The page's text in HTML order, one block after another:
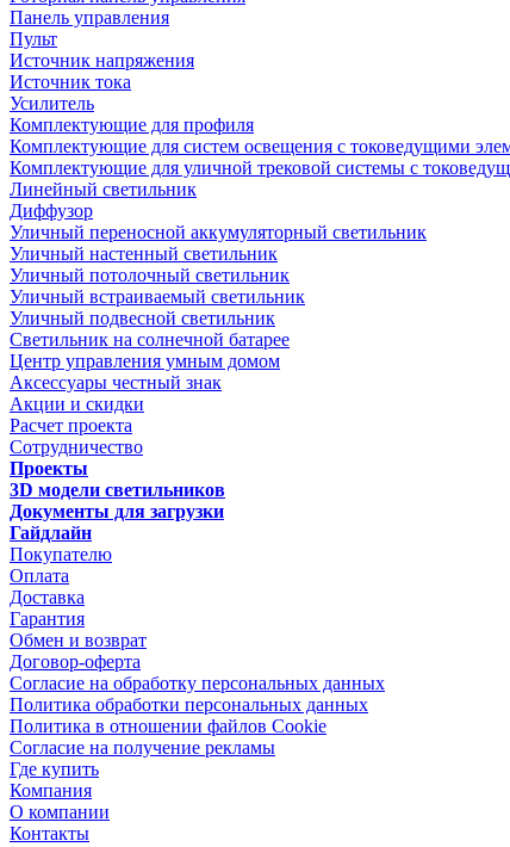
Панель управления
Пульт
Источник напряжения
Источник тока
Усилитель
Комплектующие для профиля
Комплектующие для систем освещения с токоведущими
Комплектующие для уличной трековой системы с
Линейный светильник
Диффузор
Уличный переносной аккумуляторный светильник
Уличный настенный светильник
Уличный потолочный светильник
Уличный встраиваемый светильник
Уличный подвесной светильник
Светильник на солнечной батарее
Центр управления умным домом
Аксессуары честный знак
Акции и скидки
Расчет проекта
Сотрудничество
Проекты
3D модели светильников
Документы для загрузки
Гайдлайн
Покупателю
Оплата
Доставка
Гарантия
Обмен и возврат
Договор-оферта
Согласие на обработку персональных данных
Политика обработки персональных данных
Политика в отношении файлов Cookie
Согласие на получение рекламы
Где купить
Компания
О компании
Контакты